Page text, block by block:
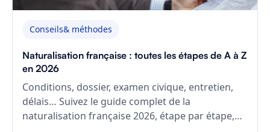
Conseils& méthodes
Naturalisation française : toutes les étapes de A à Z
en 2026
Conditions, dossier, examen civique, entretien,
délais… Suivez le guide complet de la
naturalisation française 2026, étape par étape,